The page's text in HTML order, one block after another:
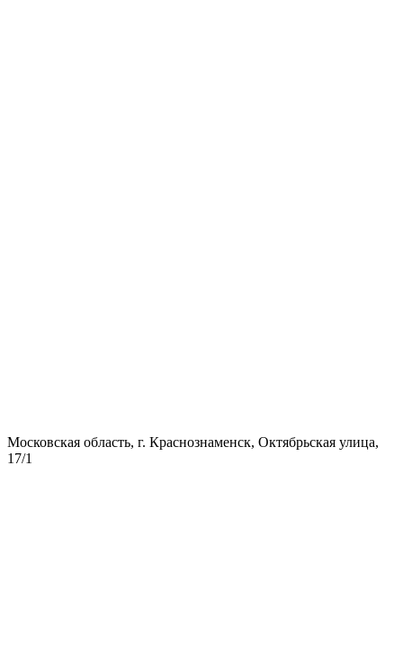
Московская область, г. Краснознаменск, Октябрьская улица,
17/1